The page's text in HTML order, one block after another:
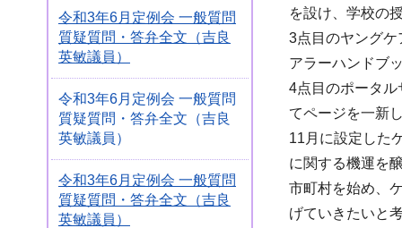
令和3年6月定例会 一般質問
質疑質問・答弁全文（吉良
英敏議員）
令和3年6月定例会 一般質問
質疑質問・答弁全文（吉良
英敏議員）
令和3年6月定例会 一般質問
質疑質問・答弁全文（吉良
英敏議員）
を設け、学校の
3点目のヤング
アラーハンドブ
4点目のポータ
てページを一新
11月に設定した
に関する機運を
市町村を始め、
げていきたいと